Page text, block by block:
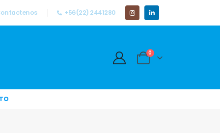
+56(22) 2441280
0